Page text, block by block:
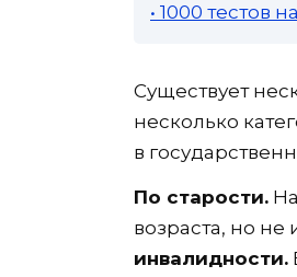
• 1000 тестов
Существует
несколько
в
По старости.
возраста, но
инвалидности.